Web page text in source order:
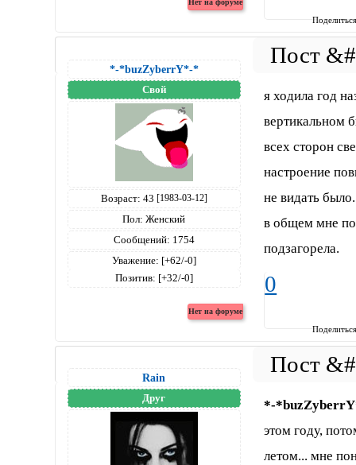
*-*buzZyberrY*-*
Свой
Возраст: 43 [1983-03-12]
Пол: Женский
Сообщений: 1754
Уважение: [+62/-0]
Позитив: [+32/-0]
я ходила год
вертикальном
всех сторон
настроение
не видать
в общем мне
подзагорела.
0
Rain
Друг
*-
этом году,
летом... мне